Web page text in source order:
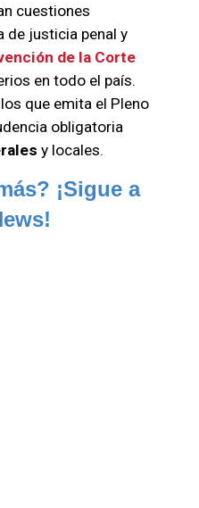
cuestiones
de justicia penal y
de la Corte
en todo el país.
que emita el Pleno
obligatoria
y locales.
¡Sigue a